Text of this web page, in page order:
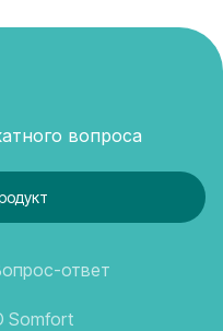
вопроса
ответ
Somfort